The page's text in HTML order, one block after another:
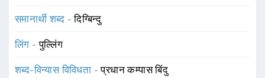
समानार्थी शब्द -दिग्बिन्दु
लिंग -पुल्लिंग
शब्द-विन्यास विविधता -प्रधान कम्पास बिंदु